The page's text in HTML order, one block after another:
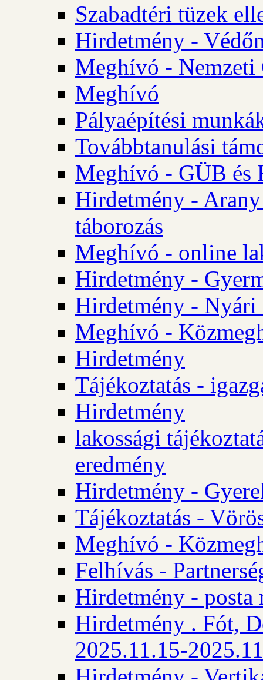
Szabadtéri tüzek
Hirdetmény -
Meghívó - Nemzeti
Meghívó
Pályaépítési
Továbbtanulási
Meghívó - GÜB és
Hirdetmény - Arany
táborozás
Meghívó - online
Hirdetmény -
Hirdetmény - Nyári
Meghívó -
Hirdetmény
Tájékoztatás -
Hirdetmény
lakossági
eredmény
Hirdetmény -
Tájékoztatás -
Meghívó -
Felhívás -
Hirdetmény - posta
Hirdetmény . Fót,
2025.11.15-